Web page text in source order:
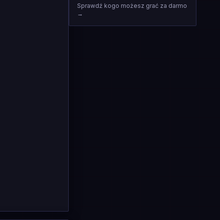
Sprawdź kogo możesz grać za darmo
→